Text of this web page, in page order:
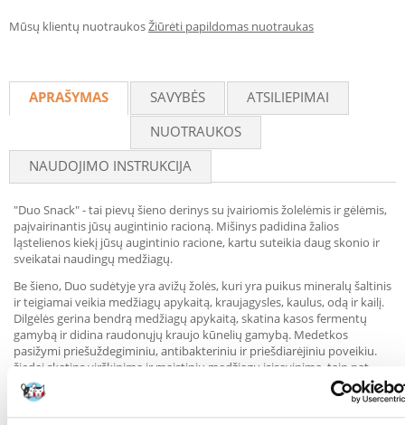
Mūsų klientų nuotraukosŽiūrėti papildomas nuotraukas
APRAŠYMAS SAVYBĖS
ATSILIEPIMAI
NUOTRAUKOS
NAUDOJIMO INSTRUKCIJA
"Duo Snack" - tai pievų šieno derinys su įvairiomis žolelėmis ir gėlėmis,
paįvairinantis jūsų augintinio racioną. Mišinys padidina žalios
ląstelienos kiekį jūsų augintinio racione, kartu suteikia daug skonio ir
sveikatai naudingų medžiagų.
Be šieno, Duo sudėtyje yra avižų žolės, kuri yra puikus mineralų šaltinis
ir teigiamai veikia medžiagų apykaitą, kraujagysles, kaulus, odą ir kailį.
Dilgėlės gerina bendrą medžiagų apykaitą, skatina kasos fermentų
gamybą ir didina raudonųjų kraujo kūnelių gamybą. Medetkos
pasižymi priešuždegiminiu, antibakteriniu ir priešdiarėjiniu poveikiu.
žiedai skatins virškinimą ir maistinių medžiagų įsisavinimą, taip pat
pasižymi diastazinėmis savybėmis. Medetkų žiedai pasižymi diuretiniu
poveikiu, reguliuoja spazmines virškinamojo trakto būkles ir apsaugo
nuo skrandžio gleivinės pažeidimų.